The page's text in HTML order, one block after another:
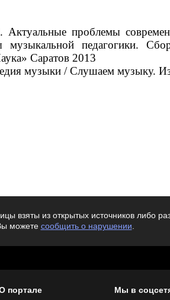
проблемы
музыкальной педагогики.
Саратов 2013
музыки / Слушаем музыку.
взяты из открытых источников либо
можете сообщить о нарушении.
портале Мы в